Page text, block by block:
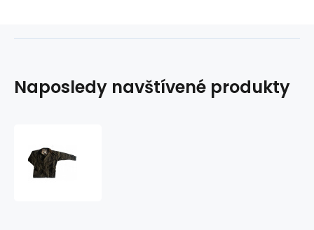
Naposledy navštívené produkty